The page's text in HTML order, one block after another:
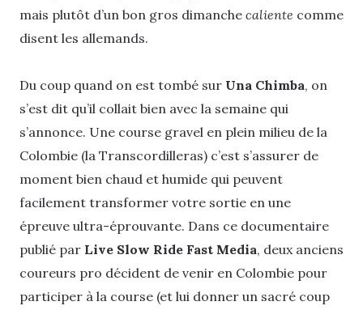
mais plutôt d’un bon gros dimanche caliente comme
disent les allemands.
Du coup quand on est tombé sur Una Chimba, on
s’est dit qu’il collait bien avec la semaine qui
s’annonce. Une course gravel en plein milieu de la
Colombie (la Transcordilleras) c’est s’assurer de
moment bien chaud et humide qui peuvent
facilement transformer votre sortie en une
épreuve ultra-éprouvante. Dans ce documentaire
publié par Live Slow Ride Fast Media, deux anciens
coureurs pro décident de venir en Colombie pour
participer à la course (et lui donner un sacré coup